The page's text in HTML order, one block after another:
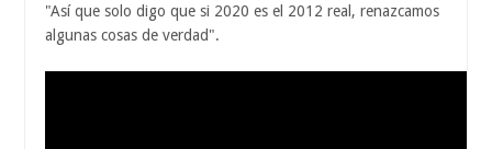
"Así que solo digo que si 2020 es el 2012 real, renazcamos
algunas cosas de verdad".